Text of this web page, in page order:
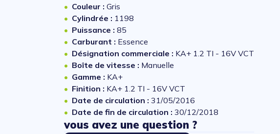
Couleur : Gris
Cylindrée : 1198
Puissance : 85
Carburant : Essence
Désignation commerciale : KA+ 1.2 TI - 16V VCT
Boîte de vitesse : Manuelle
Gamme : KA+
Finition : KA+ 1.2 TI - 16V VCT
Date de circulation : 31/05/2016
Date de fin de circulation : 30/12/2018
vous avez une question ?